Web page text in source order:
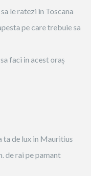
le ratezi in Toscana
pe care trebuie sa
faci in acest oraș
ta de lux in Mauritius
de rai pe pamant